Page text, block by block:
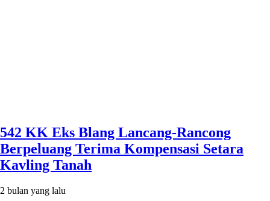
542 KK Eks Blang Lancang-Rancong
Berpeluang Terima Kompensasi Setara
Kavling Tanah
2 bulan yang lalu